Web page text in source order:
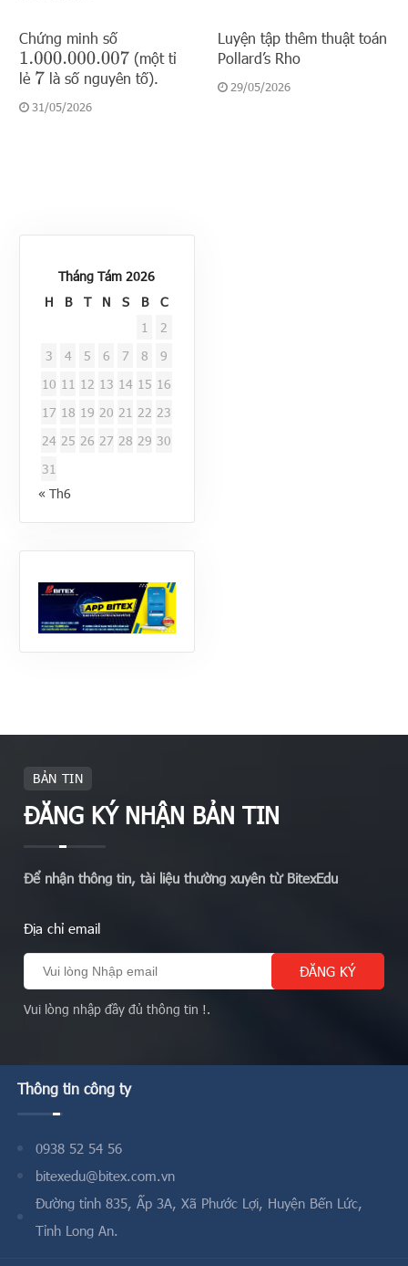
Chứng minh số
1.000.000.007
(một tỉ
lẻ 7là số nguyên tố).
31/05/2026
Luyện tập thêm thuật toán
Pollard’s Rho
29/05/2026
Tháng Tám 2026
H
B T N S B
C
1
2
3
4 5 6 7 8
9
10 11 12 13 14 15 16
17 18 19 20 21 22 23
24 25 26 27 28 29 30
31
« Th6
BẢN TIN
ĐĂNG KÝ NHẬN BẢN TIN
Để nhận thông tin, tài liệu thường xuyên từ BitexEdu
Địa chỉ email
Vui lòng nhập đầy đủ thông tin !.
Thông tin công ty
0938 52 54 56
bitexedu@bitex.com.vn
Đường tỉnh 835, Ấp 3A, Xã Phước Lợi, Huyện Bến Lức,
Tỉnh Long An.